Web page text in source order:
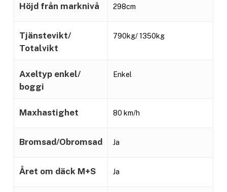
Höjd från marknivå 298cm
Tjänstevikt/
Totalvikt
790kg/ 1350kg
Axeltyp enkel/
boggi
Enkel
Maxhastighet 80 km/h
Bromsad/Obromsad Ja
Året om däck M+S Ja